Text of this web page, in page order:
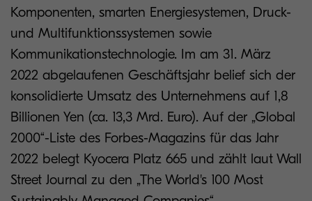
Komponenten, smarten Energiesystemen, Druck-
und Multifunktionssystemen sowie
Kommunikationstechnologie. Im am 31. März
2022 abgelaufenen Geschäftsjahr belief sich der
konsolidierte Umsatz des Unternehmens auf 1,8
Billionen Yen (ca. 13,3 Mrd. Euro). Auf der „Global
2000“-Liste des Forbes-Magazins für das Jahr
2022 belegt Kyocera Platz 665 und zählt laut Wall
Street Journal zu den „The World's 100 Most